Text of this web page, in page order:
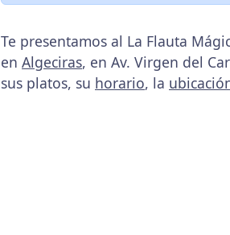
Te presentamos al La Flauta
en Algeciras, en Av. Virgen del
sus platos, su horario, la